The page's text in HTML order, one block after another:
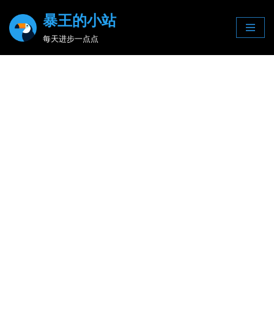
Skip
暴王的小站
每天进步一点点